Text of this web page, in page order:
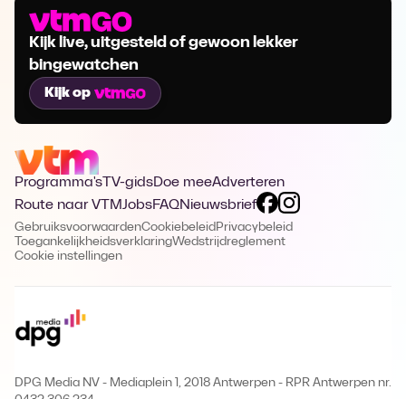
Kijk live, uitgesteld of gewoon lekker
bingewatchen
Kijk op
Programma's TV-gidsDoe meeAdverteren
Route naar VTMJobsFAQNieuwsbrief
GebruiksvoorwaardenCookiebeleid Privacybeleid
ToegankelijkheidsverklaringWedstrijdreglement
Cookie instellingen
DPG Media NV - Mediaplein 1, 2018 Antwerpen - RPR Antwerpen nr.